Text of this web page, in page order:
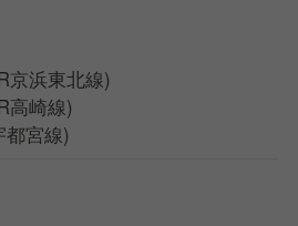
京浜東北線)
高崎線)
宮線)